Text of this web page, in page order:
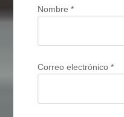
Nombre*
Correo electrónico*